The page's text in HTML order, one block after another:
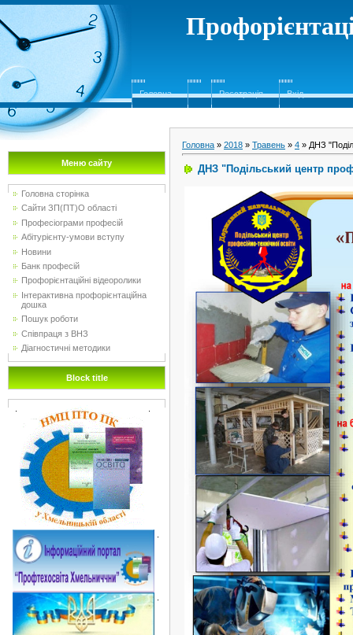
Головна Реєстрація Вхід
Меню сайту
Головна сторінка
Сайти ЗП(ПТ)О області
Професіограми професій
Абітурієнту-умови вступу
Новини
Банк професій
Профорієнтаційні відеоролики
Інтерактивна профорієнтаційна
дошка
Пошук роботи
Співпраця з ВНЗ
Діагностичні методики
Block title
Головна » 2018 » Травень » 4 » ДНЗ
ДНЗ "Подільський центр